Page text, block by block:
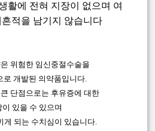
활에 전혀 지장이 없으며 여
적을 남기지 않습니다
위험한 임신중절수술을
로 개발된 의약품입니다.
단점으로는 후유증에 대한
이 있을 수 있으며
게 되는 수치심이 있습니다.